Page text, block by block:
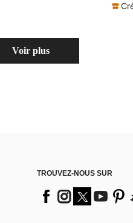
Voir plus
TROUVEZ-NOUS SUR